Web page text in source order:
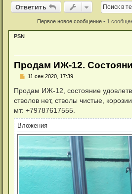
Ответить
Ответить
Первое новое сообщение • 1
PSN
Продам ИЖ-12.
Н
п
р
о
ч
а
н
о
с
о
11 сен 2020, 17:39
Продам ИЖ-12, состояние
стволов нет, стволы чистые,
мт: +79787617555.
Вложения